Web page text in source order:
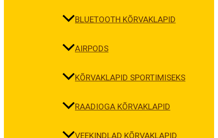
BLUETOOTH KÕRVAKLAPID
AIRPODS
KÕRVAKLAPID SPORTIMISEKS
RAADIOGA KÕRVAKLAPID
VEEKINDLAD KÕRVAKLAPID